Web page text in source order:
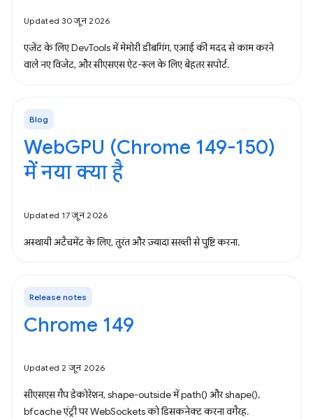
Updated 30 जून 2026
एजेंट के लिए DevTools में मेमोरी डीबगिंग, एआई की मदद से काम करने
वाले नए विजेट, और सीएसएस ऐट-रूल के लिए बेहतर सपोर्ट.
Blog
WebGPU (Chrome 149-150)
में नया क्या है
Updated 17 जून 2026
अस्थायी अटैचमेंट के लिए, तुरंत और ज़्यादा सख्ती से पुष्टि करना.
Release notes
Chrome 149
Updated 2 जून 2026
सीएसएस गैप डेकोरेशन, shape-outside में path() और shape(),
bfcache एंट्री पर WebSockets को डिसकनेक्ट करना वगैरह.